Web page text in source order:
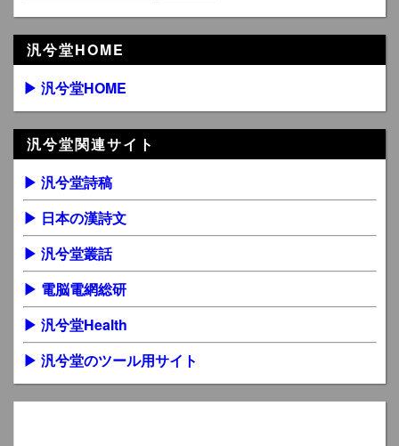
汎兮堂HOME
▶ 汎兮堂HOME
汎兮堂関連サイト
▶ 汎兮堂詩稿
▶ 日本の漢詩文
▶ 汎兮堂叢話
▶ 電脳電網総研
▶ 汎兮堂Health
▶ 汎兮堂のツール用サイト